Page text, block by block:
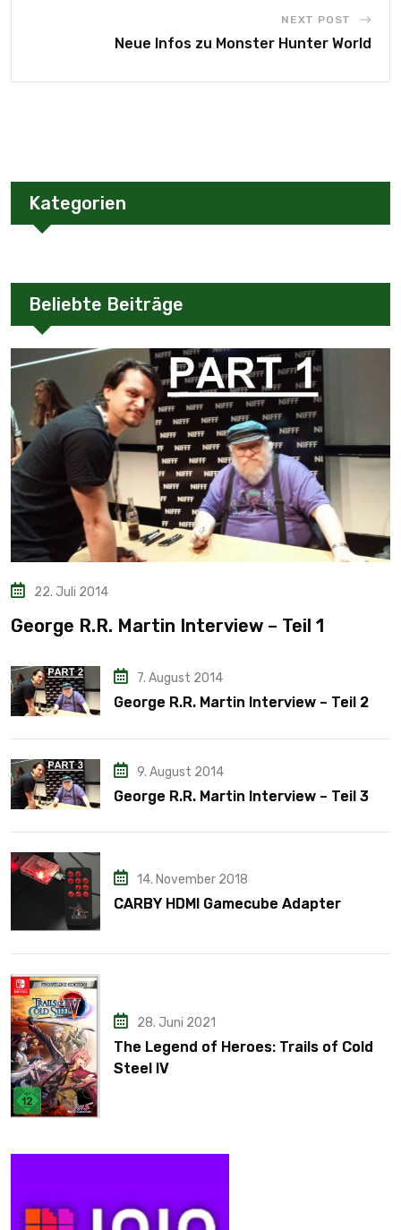
NEXT POST
Neue Infos zu Monster Hunter World
Kategorien
Beliebte Beiträge
22. Juli 2014
George R.R. Martin Interview – Teil 1
7. August 2014
George R.R. Martin Interview – Teil 2
9. August 2014
George R.R. Martin Interview – Teil 3
14. November 2018
CARBY HDMI Gamecube Adapter
28. Juni 2021
The Legend of Heroes: Trails of Cold
Steel IV